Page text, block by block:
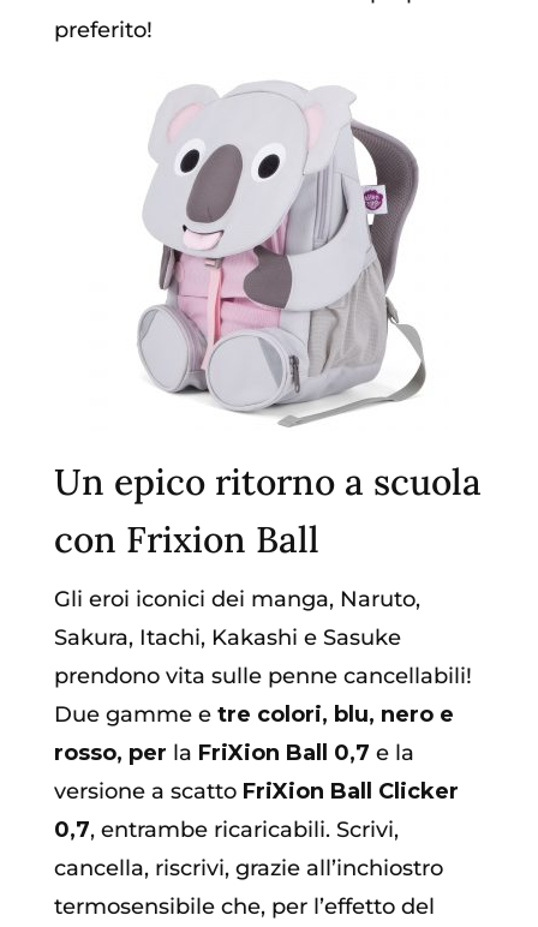
preferito!
Un epico ritorno a scuola
con Frixion Ball
Gli eroi iconici dei manga, Naruto,
Sakura, Itachi, Kakashi e Sasuke
prendono vita sulle penne cancellabili!
Due gamme e tre colori, blu, nero e
rosso, per la FriXion Ball 0,7 e la
versione a scatto FriXion Ball Clicker
0,7, entrambe ricaricabili. Scrivi,
cancella, riscrivi, grazie all’inchiostro
termosensibile che, per l’effetto del